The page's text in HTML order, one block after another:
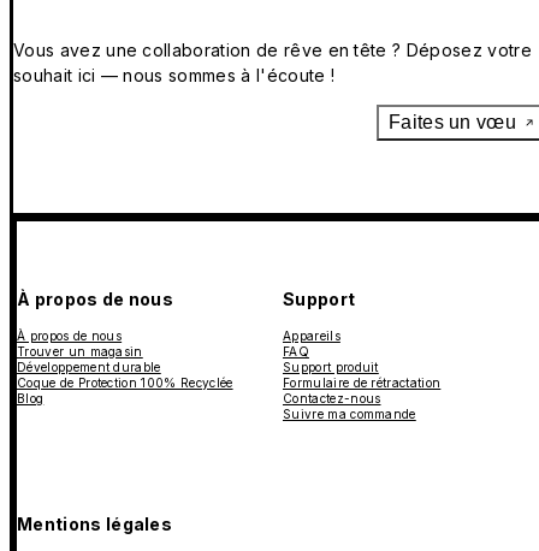
Vous avez une collaboration de rêve en tête ? Déposez votre
souhait ici — nous sommes à l'écoute !
Faites un vœu
À propos de nous
À propos de nous
Trouver un magasin
Développement durable
Coque de Protection 100% Recyclée
Blog
Support
Appareils
FAQ
Support produit
Formulaire de rétractation
Contactez-nous
Suivre ma commande
Mentions légales